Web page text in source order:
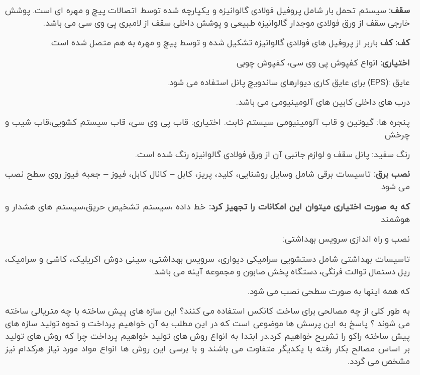
سقف: سیستم تحمل بار شامل پروفیل فولادی گالوانیزه و یکپارچه شده توسط اتصالات پیچ و مهره ای است. پوشش
خارجی سقف از ورق فولادی موجدار گالوانیزه طبیعی و پوشش داخلی سقف از لامبری پی وی سی می باشد.
کف: کف باربر از پروفیل های فولادی گالوانیزه تشکیل شده و توسط پیچ و مهره به هم متصل شده است.
اختیاری: انواع کفپوش پی وی سی، کفپوش چوبی
عایق :(EPS) برای عایق کاری دیوارهای ساندویچ پانل استفاده می شود.
درب های داخلی کابین های آلومینیومی می باشد.
پنجره ها: گیوتین و قاب آلومینیومی سیستم ثابت. اختیاری: قاب پی وی سی، قاب سیستم کشویی،قاب شیب و
چرخش
رنگ سفید: پانل سقف و لوازم جانبی آن از ورق فولادی گالوانیزه رنگ شده است.
نصب برق: تاسیسات برقی شامل وسایل روشنایی، کلید، پریز، کابل – کانال کابل، فیوز – جعبه فیوز روی سطح نصب
می شود.
که به صورت اختیاری میتوان این امکانات را تجهیز کرد: خط داده ،سیستم تشخیص حریق،سیستم های هشدار و
هوشمند
نصب و راه اندازی سرویس بهداشتی:
تاسیسات بهداشتی شامل دستشویی سرامیکی دیواری، سرویس بهداشتی، سینی دوش اکریلیک، کاشی و سرامیک،
ریل دستمال توالت فرنگی، دستگاه پخش صابون و مجموعه آینه می باشد.
که همه اینها به صورت سطحی نصب می شود.
به طور کلی از چه مصالحی برای ساخت کانکس استفاده می کنند؟ این سازه های پیش ساخته با چه متریالی ساخته
می شوند ؟ پاسخ به این پرسش ها موضوعی است که در این مطلب به آن خواهیم پرداخت و نحوه تولید سازه های
پیش ساخته راکو را تشریح خواهیم کرد.در ابتدا به انواع روش های تولید خواهیم پرداخت چرا که روش های تولید
بر اساس مصالح بکار رفته با یکدیگر متفاوت می باشند و با برسی این روش ها انواع مواد مورد نیاز هرکدام نیز
مشخص می گردد.